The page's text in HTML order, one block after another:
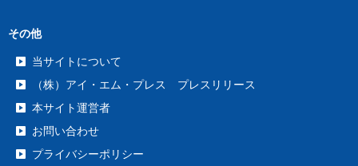
その他
当サイトについて
（株）アイ・エム・プレス プレスリリース
本サイト運営者
お問い合わせ
プライバシーポリシー